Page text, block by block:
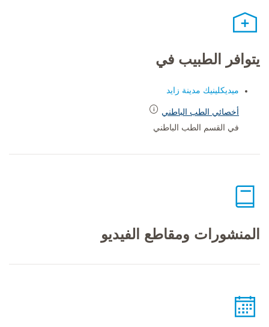
يتوافر الطبيب في
ميديكلينيك مدينة زايد
أخصائي الطب الباطني
في القسم الطب الباطني
المنشورات ومقاطع الفيديو